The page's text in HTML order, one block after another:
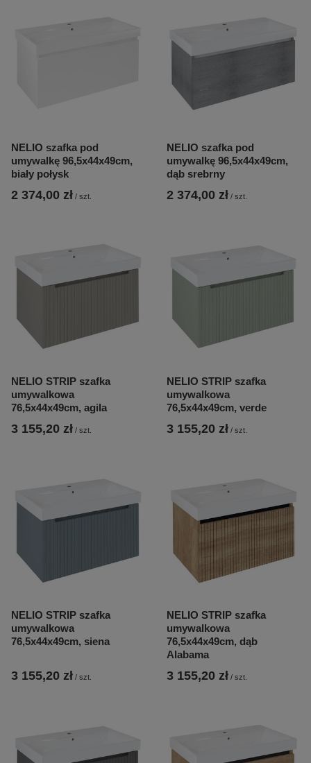
NELIO szafka pod
umywalkę 96,5x44x49cm,
biały połysk
2 374,00 zł / szt.
NELIO szafka pod
umywalkę 96,5x44x49cm,
dąb srebrny
2 374,00 zł / szt.
NELIO STRIP szafka
umywalkowa
76,5x44x49cm, agila
3 155,20 zł / szt.
NELIO STRIP szafka
umywalkowa
76,5x44x49cm, verde
3 155,20 zł / szt.
NELIO STRIP szafka
umywalkowa
76,5x44x49cm, siena
3 155,20 zł / szt.
NELIO STRIP szafka
umywalkowa
76,5x44x49cm, dąb
Alabama
3 155,20 zł / szt.